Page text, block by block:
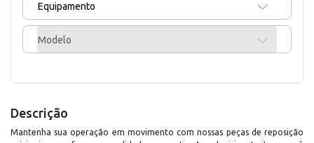
Equipamento
Modelo
Descrição
Mantenha sua operação em movimento com nossas peças de reposição